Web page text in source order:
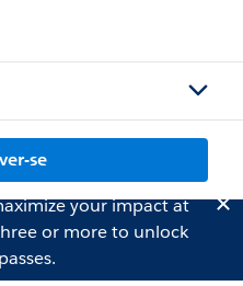
se
your impact at
or more to unlock